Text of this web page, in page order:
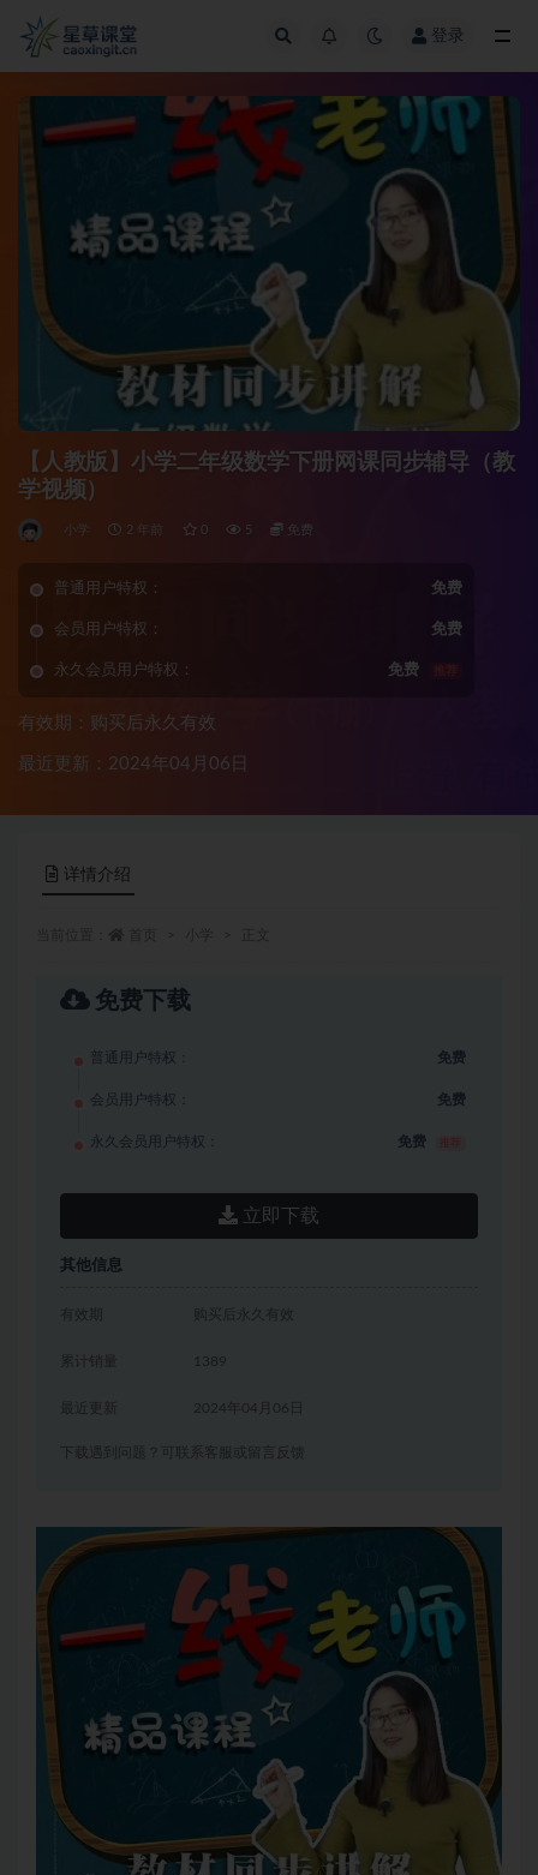
登录
【人教版】小学二年级数学下册网课同步辅导（教
学视频）
小学 2 年前 0 5 免费
普通用户特权： 免费
会员用户特权： 免费
永久会员用户特权： 免费 推荐
有效期：购买后永久有效
最近更新：2024年04月06日
详情介绍
免费下载
普通用户特权： 免费
会员用户特权： 免费
永久会员用户特权： 免费
立即下载
其他信息
有效期 购买后永久有效
累计销量 1389
2024年04月06日
下载遇到问题？可联系客服或留言反馈